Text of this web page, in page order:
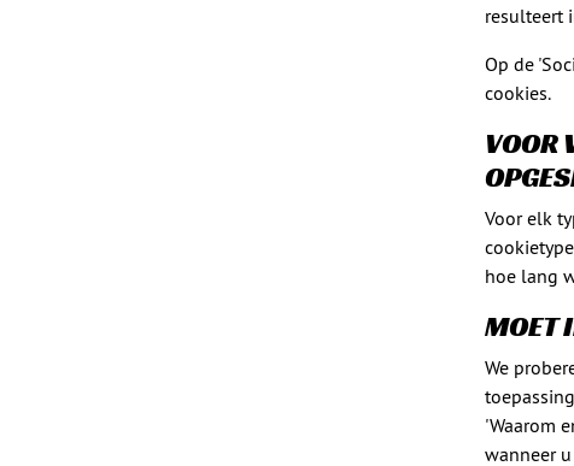
resulteert
Op de
cookies.
VOOR
Voor elk
hoe lang
MOET
We
'Waarom
wanneer